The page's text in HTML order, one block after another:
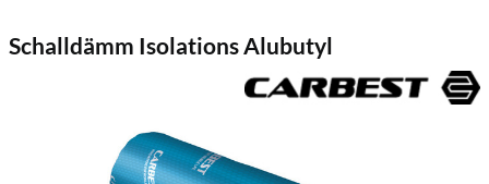
Schalldämm Isolations Alubutyl